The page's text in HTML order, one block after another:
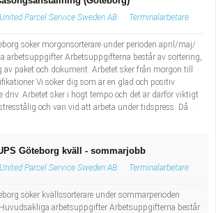
United Parcel Service Sweden AB Terminalarbetare
söker morgonsorterare under perioden april/maj/
arbetsuppgifter Arbetsuppgifterna består av sortering,
paket och dokument. Arbetet sker från morgon till
Vi söker dig som är en glad och positiv
driv. Arbetet sker i högt tempo och det är därför viktigt
och van vid att arbeta under tidspress. Då...
Göteborg kväll - sommarjobb
United Parcel Service Sweden AB Terminalarbetare
söker kvällssorterare under sommarperioden
arbetsuppgifter Arbetsuppgifterna består